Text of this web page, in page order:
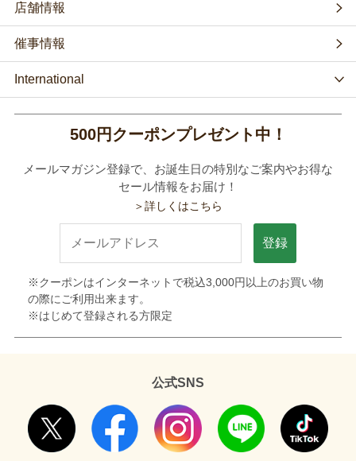
店舗情報
催事情報
International
500円クーポンプレゼント中！
メールマガジン登録で、お誕生日の特別なご案内やお得な
セール情報をお届け！
＞詳しくはこちら
登録
※クーポンはインターネットで税込3,000円以上のお買い物
の際にご利用出来ます。
※はじめて登録される方限定
公式SNS